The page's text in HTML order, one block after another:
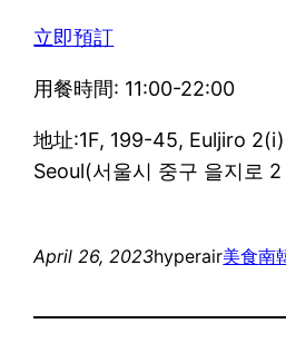
立即預訂
用餐時間: 11:00-22:00
地址:1F, 199-45, Euljiro
Seoul(서울시 중구 을지로
April 26, 2023hyperair美食南